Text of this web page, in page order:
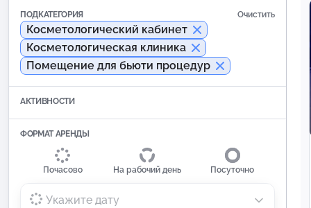
ПОДКАТЕГОРИЯ Очистить
Косметологический кабинет
Косметологическая клиника
Помещение для бьюти процедур
АКТИВНОСТИ
ФОРМАТ АРЕНДЫ
Почасово На рабочий день Посуточно
Укажите дату